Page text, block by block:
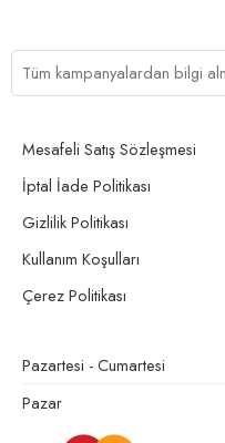
Mesafeli Satış Sözleşmesi
İptal İade Politikası
Gizlilik Politikası
Kullanım Koşulları
Çerez Politikası
Pazartesi - Cumartesi
Pazar